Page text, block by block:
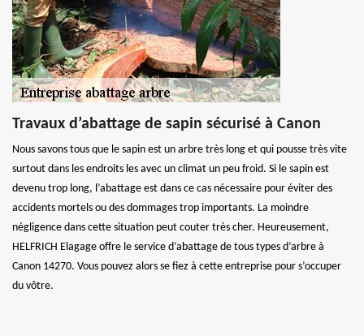
Travaux d’abattage de sapin sécurisé à Canon
Nous savons tous que le sapin est un arbre très long et qui pousse très vite
surtout dans les endroits les avec un climat un peu froid. Si le sapin est
devenu trop long, l’abattage est dans ce cas nécessaire pour éviter des
accidents mortels ou des dommages trop importants. La moindre
négligence dans cette situation peut couter très cher. Heureusement,
HELFRICH Elagage offre le service d’abattage de tous types d’arbre à
Canon 14270. Vous pouvez alors se fiez à cette entreprise pour s’occuper
du vôtre.